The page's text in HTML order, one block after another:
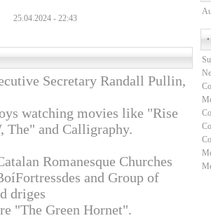
25.04.2024 - 22:43
Secretary Randall Pullin,
watching movies like "Rise
The" and Calligraphy.
Romanesque Churches
and Group of
driges
"The Green Hornet".
•